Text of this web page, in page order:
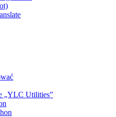
„YLC Utilities”